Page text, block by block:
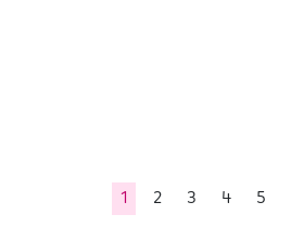
1 2 3 4 5